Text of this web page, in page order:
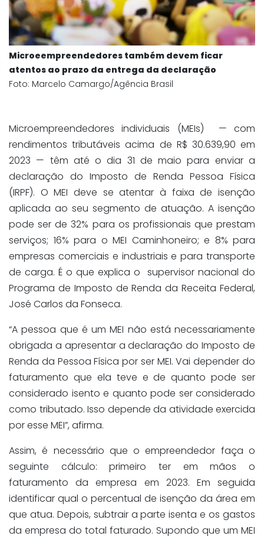
Microeempreendedores também devem ficar
atentos ao prazo da entrega da declaração
Foto: Marcelo Camargo/Agência Brasil
Microempreendedores individuais (MEIs) — com
rendimentos tributáveis acima de R$ 30.639,90 em
2023 — têm até o dia 31 de maio para enviar a
declaração do Imposto de Renda Pessoa Física
(IRPF). O MEI deve se atentar à faixa de isenção
aplicada ao seu segmento de atuação. A isenção
pode ser de 32% para os profissionais que prestam
serviços; 16% para o MEI Caminhoneiro; e 8% para
empresas comerciais e industriais e para transporte
de carga. É o que explica o supervisor nacional do
Programa de Imposto de Renda da Receita Federal,
José Carlos da Fonseca.
“A pessoa que é um MEI não está necessariamente
obrigada a apresentar a declaração do Imposto de
Renda da Pessoa Física por ser MEI. Vai depender do
faturamento que ela teve e de quanto pode ser
considerado isento e quanto pode ser considerado
como tributado. Isso depende da atividade exercida
por esse MEI”, afirma.
Assim, é necessário que o empreendedor faça o
seguinte cálculo: primeiro ter em mãos o
faturamento da empresa em 2023. Em seguida
identificar qual o percentual de isenção da área em
que atua. Depois, subtrair a parte isenta e os gastos
da empresa do total faturado. Supondo que um MEI